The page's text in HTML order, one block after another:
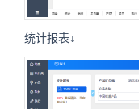
统计报表↓